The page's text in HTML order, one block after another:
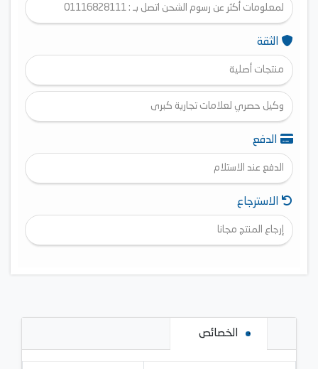
لمعلومات أكثر عن رسوم الشحن اتصل بـ : 01116828111
الثقة
منتجات أصلية
وكيل حصري لعلامات تجارية كبرى
الدفع
الدفع عند الاستلام
الاسترجاع
إرجاع المنتج مجانا
الخصائص